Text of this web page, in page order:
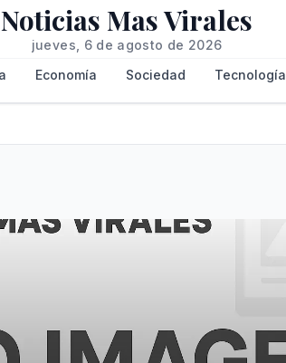
Noticias Mas Virales
jueves, 6 de agosto de 2026
Economía Sociedad Tecnología